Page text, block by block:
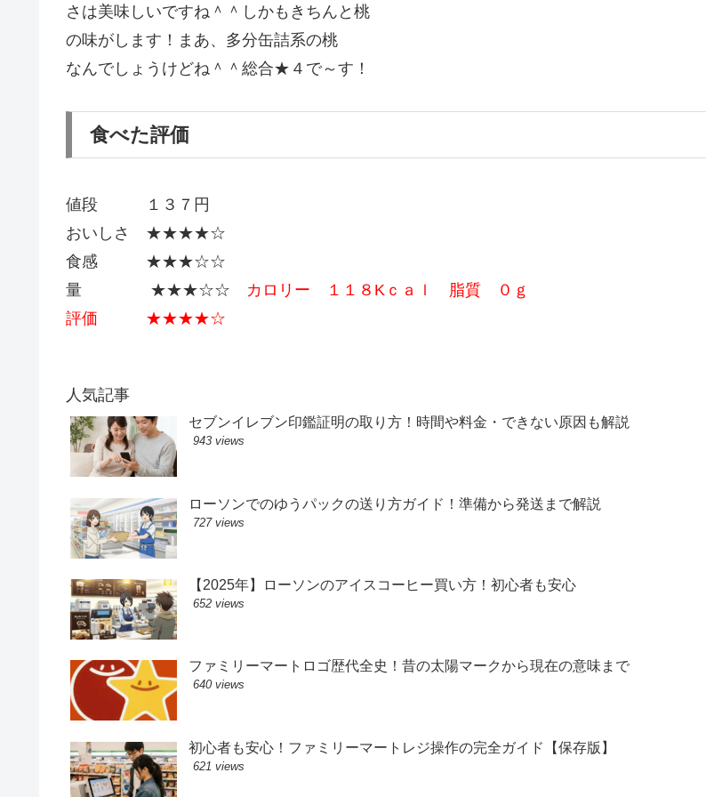
さは美味しいですね＾＾しかもきちんと桃
の味がします！まあ、多分缶詰系の桃
なんでしょうけどね＾＾総合★４で～す！
食べた評価
値段 １３７円
おいしさ ★★★★☆
食感 ★★★☆☆
量 ★★★☆☆ カロリー １１８Kｃａｌ 脂質 ０ｇ
評価 ★★★★☆
人気記事
セブンイレブン印鑑証明の取り方！時間や料金・できない原因も解説
943 views
ローソンでのゆうパックの送り方ガイド！準備から発送まで解説
727 views
【2025年】ローソンのアイスコーヒー買い方！初心者も安心
652 views
ファミリーマートロゴ歴代全史！昔の太陽マークから現在の意味まで
640 views
初心者も安心！ファミリーマートレジ操作の完全ガイド【保存版】
621 views